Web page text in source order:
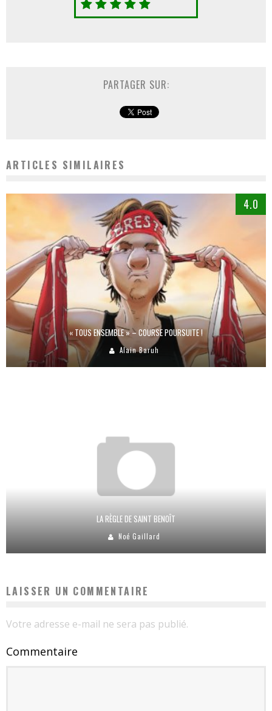
PARTAGER SUR:
ARTICLES SIMILAIRES
4.0
« TOUS ENSEMBLE » – COURSE POURSUITE !
Alain Baruh
LA RÈGLE DE SAINT BENOÎT
Noé Gaillard
LAISSER UN COMMENTAIRE
Votre adresse e-mail ne sera pas publié.
Commentaire